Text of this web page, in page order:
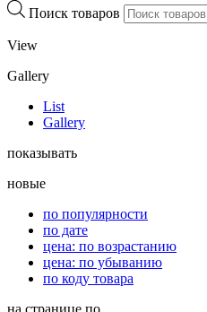
Поиск товаров
View
Gallery
List
Gallery
показывать
новые
по популярности
по дате
цена: по возрастанию
цена: по убыванию
по коду товара
на странице по